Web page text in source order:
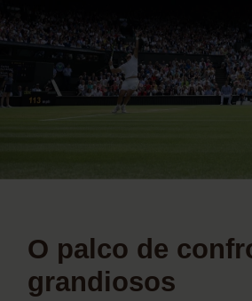
O palco de
grandiosos